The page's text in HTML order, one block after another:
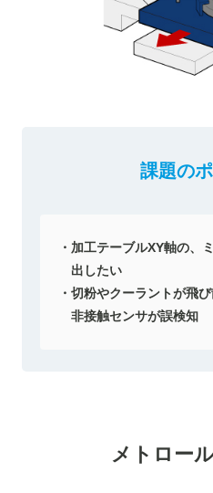
課題の
加工テーブルXY軸の、
出したい
切粉やクーラントが飛び
非接触センサが誤検知
メトロー